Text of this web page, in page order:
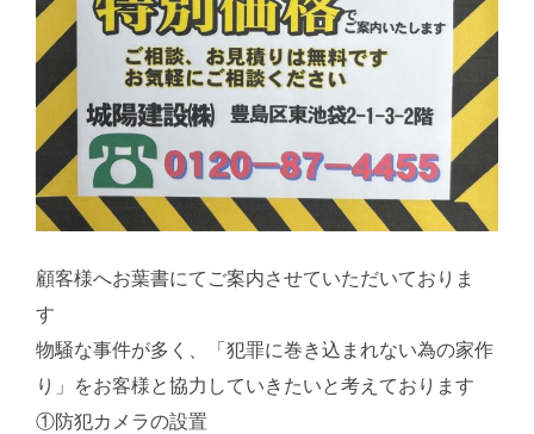
顧客様へお葉書にてご案内させていただいておりま
す
物騒な事件が多く、「犯罪に巻き込まれない為の家作
り」をお客様と協力していきたいと考えております
①防犯カメラの設置